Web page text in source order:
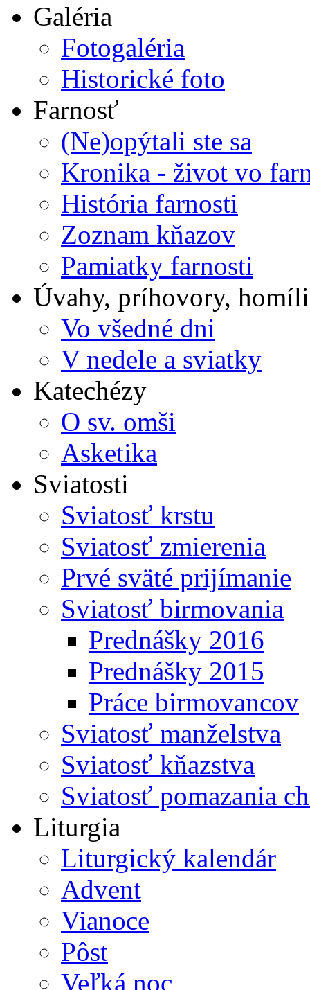
Galéria
Fotogaléria
Historické foto
Farnosť
(Ne)opýtali ste sa
Kronika - život vo
História farnosti
Zoznam kňazov
Pamiatky farnosti
Úvahy, príhovory,
Vo všedné dni
V nedele a sviatky
Katechézy
O sv. omši
Asketika
Sviatosti
Sviatosť krstu
Sviatosť zmierenia
Prvé sväté prijímanie
Sviatosť birmovania
Prednášky 2016
Prednášky 2015
Práce birmovancov
Sviatosť manželstva
Sviatosť kňazstva
Sviatosť pomazania
Liturgia
Liturgický kalendár
Advent
Vianoce
Pôst
Veľká noc